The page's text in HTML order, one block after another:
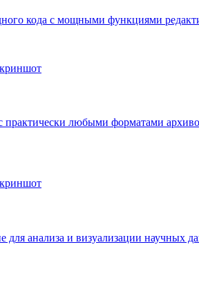
кода с мощными функциями
практически любыми форматами
для анализа и визуализации научных